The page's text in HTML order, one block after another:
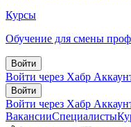
Курсы
Обучение для смены
Войти
Войти через Хабр
Войти
Войти через Хабр
ВакансииСпециалисты